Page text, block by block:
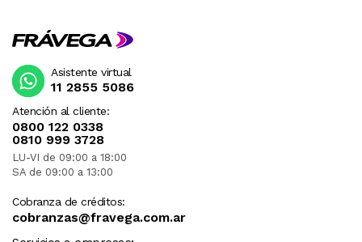
Atención al cliente:
0800 122 0338
0810 999 3728
LU-VI de 09:00 a 18:00
SA de 09:00 a 13:00
Cobranza de créditos:
cobranzas@fravega.com.ar
Asistente virtual
11 2855 5086